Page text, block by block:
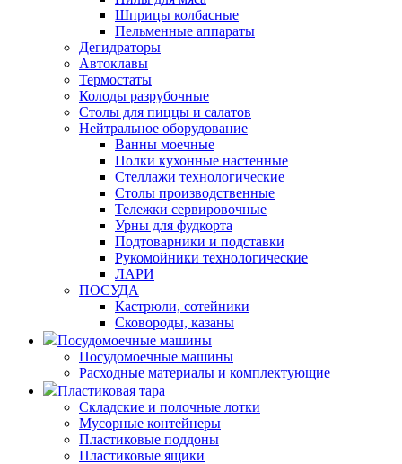
Шприцы колбасные
Пельменные аппараты
Дегидраторы
Автоклавы
Термостаты
Колоды разрубочные
Столы для пиццы и салатов
Нейтральное оборудование
Ванны моечные
Полки кухонные настенные
Стеллажи технологические
Столы производственные
Тележки сервировочные
Урны для фудкорта
Подтоварники и подставки
Рукомойники технологические
ЛАРИ
ПОСУДА
Кастрюли, сотейники
Сковороды, казаны
Посудомоечные машины
Посудомоечные машины
Расходные материалы и комплектующие
Пластиковая тара
Складские и полочные лотки
Мусорные контейнеры
Пластиковые поддоны
Пластиковые ящики